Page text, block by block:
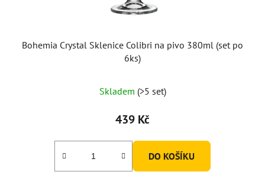
Bohemia Crystal Sklenice Colibri na pivo 380ml (set po
6ks)
Skladem (>5 set)
439 Kč
DO KOŠÍKU